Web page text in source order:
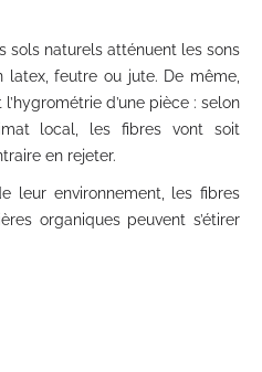
sols naturels atténuent les sons
feutre ou jute. De même,
d’une pièce : selon
local, les fibres vont soit
en rejeter.
leur environnement, les fibres
organiques peuvent s’étirer